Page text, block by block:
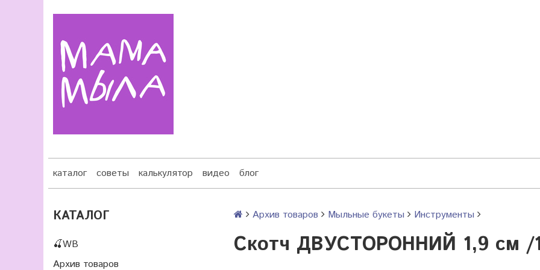
каталог советы калькулятор видео блог
КАТАЛОГ
🍒WB
Архив товаров
Архив товаров Мыльные букеты Инструменты
Скотч ДВУСТОРОННИЙ 1,9 см /